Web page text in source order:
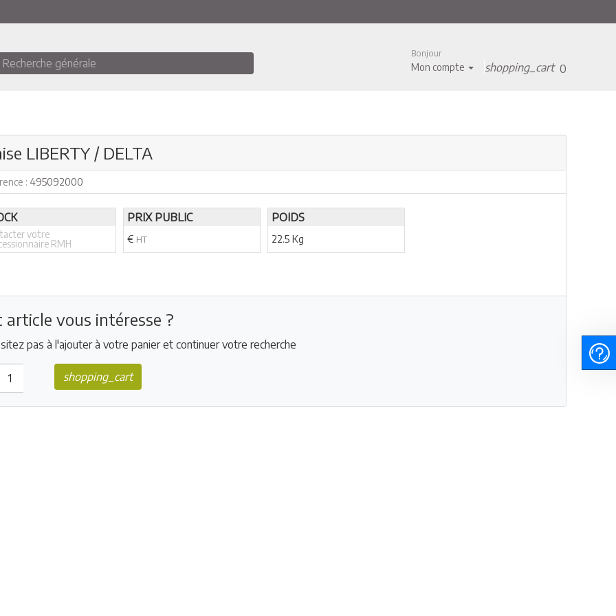
Recherche générale
Bonjour
Mon compte shopping_cart 0
LIBERTY / DELTA
: 495092000
votre
RMH
PRIX PUBLIC
€ HT
POIDS
22.5 Kg
article vous intéresse ?
pas à l'ajouter à votre panier et continuer votre recherche
shopping_cart